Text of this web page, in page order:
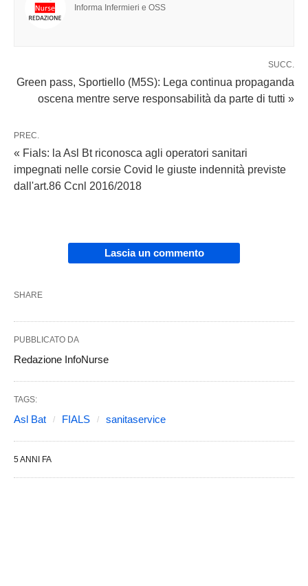
Informa Infermieri e OSS
SUCC.
Green pass, Sportiello (M5S): Lega continua propaganda
oscena mentre serve responsabilità da parte di tutti »
PREC.
« Fials: la Asl Bt riconosca agli operatori sanitari
impegnati nelle corsie Covid le giuste indennità previste
dall'art.86 Ccnl 2016/2018
Lascia un commento
SHARE
PUBBLICATO DA
Redazione InfoNurse
TAGS:
Asl Bat FIALS sanitaservice
5 ANNI FA